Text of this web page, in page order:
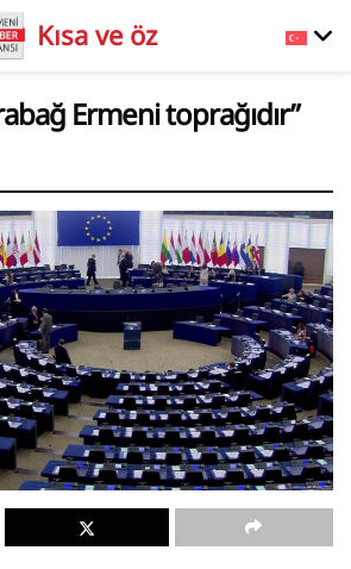
Kısa ve öz
Ermeni toprağıdır”